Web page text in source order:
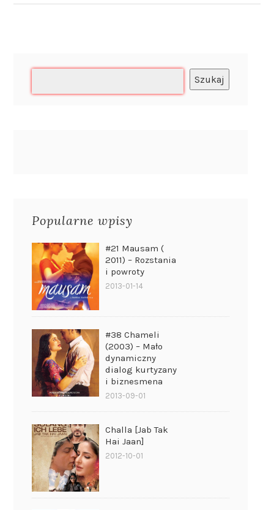
Szukaj
Popularne wpisy
#21 Mausam (
2011) – Rozstania
i powroty
2013-01-14
#38 Chameli
(2003) – Mało
dynamiczny
dialog kurtyzany
i biznesmena
2013-09-01
Challa [Jab Tak
Hai Jaan]
2012-10-01